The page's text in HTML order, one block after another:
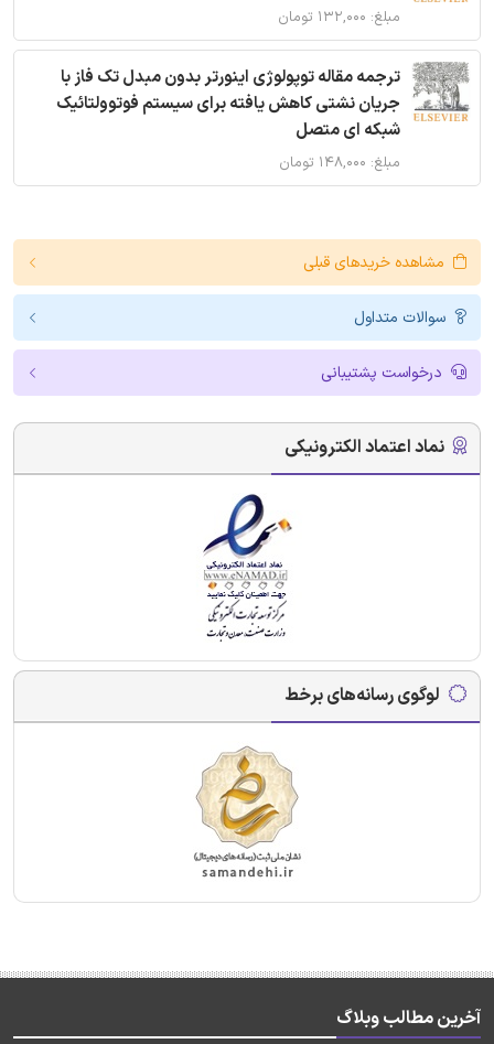
مبلغ: ۱۳۲,۰۰۰ تومان
ترجمه مقاله توپولوژی اینورتر بدون مبدل تک فاز با
جریان نشتی کاهش یافته برای سیستم فوتوولتائیک
شبکه ای متصل
مبلغ: ۱۴۸,۰۰۰ تومان
مشاهده خریدهای قبلی
سوالات متداول
درخواست پشتیبانی
نماد اعتماد الکترونیکی
لوگوی رسانه‌های برخط
آخرین مطالب وبلاگ